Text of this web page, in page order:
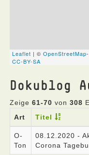
Dokublog
Zeige 61-70 von 308
Art
Titel
O-
Ton
08.12.2020 -
Corona